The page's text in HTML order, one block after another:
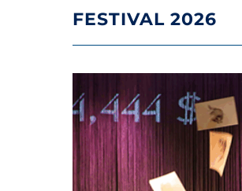
FESTIVAL 2026